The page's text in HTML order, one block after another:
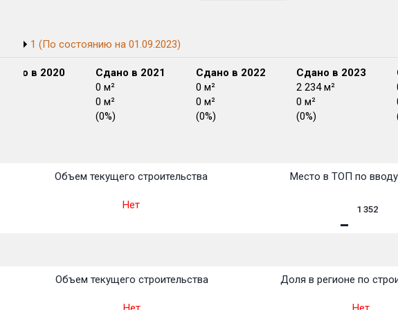
1 (По состоянию на 01.09.2023)
Сдано в 2020
Сдано в 2021
0 м²
0 м²
(0%)
Сдано в 2022
0 м²
0 м²
(0%)
Сдано в 2023
2 234 м²
0 м²
(0%)
Объем текущего строительства
Нет
Место в ТОП по
1 352
Объем текущего строительства Доля в регионе по